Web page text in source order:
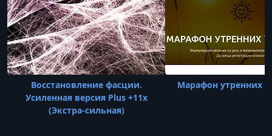
Восстановление фасции.
Усиленная версия Plus +11x
(Экстра-сильная)
Марафон утренних